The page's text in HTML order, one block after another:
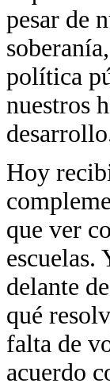
pesar de
política
nuestros
Hoy
que ver
escuelas.
delante
qué
falta de
acuerdo